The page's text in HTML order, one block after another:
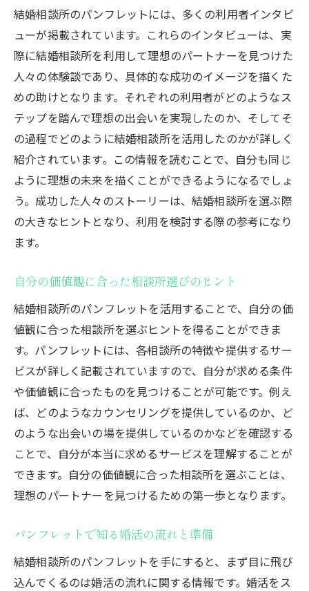
結婚相談所のパンフレットには、多くの利用者インタビ
ューが掲載されています。これらのインタビューは、実
際に結婚相談所を利用して理想のパートナーを見つけた
人々の体験談であり、具体的な成功のイメージを描くた
めの助けとなります。それぞれの利用者がどのようなス
テップを踏んで理想の出会いを実現したのか、そしてそ
の過程でどのように結婚相談所を活用したのかが詳しく
紹介されています。この情報を読むことで、自分も同じ
ように理想の未来を描くことができるようになるでしょ
う。成功した人々のストーリーは、結婚相談所を選ぶ際
の大きなヒントとなり、利用を検討する際の参考になり
ます。
自分の価値観に合った相談所選びのヒント
結婚相談所のパンフレットを活用することで、自分の価
値観に合った相談所を選ぶヒントを得ることができま
す。パンフレットには、各相談所の特徴や提供するサー
ビスが詳しく記載されていますので、自分が求める条件
や価値観に合ったものを見つけることが可能です。例え
ば、どのようなカウンセリングを提供しているのか、ど
のような出会いの場を提供しているのかなどを確認する
ことで、自分が本当に求めるサービスを理解することが
できます。自分の価値観に合った相談所を選ぶことは、
理想のパートナーを見つけるための第一歩となります。
パンフレットで知る婚活の流れと準備
結婚相談所のパンフレットを手にすると、まず目に飛び
込んでくるのは婚活の流れに関する情報です。婚活をス